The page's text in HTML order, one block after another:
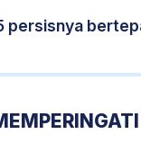
persisnya